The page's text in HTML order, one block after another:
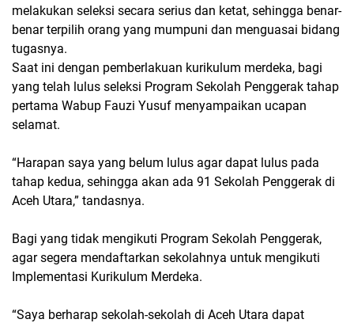
melakukan seleksi secara serius dan ketat, sehingga benar-
benar terpilih orang yang mumpuni dan menguasai bidang
tugasnya.
Saat ini dengan pemberlakuan kurikulum merdeka, bagi
yang telah lulus seleksi Program Sekolah Penggerak tahap
pertama Wabup Fauzi Yusuf menyampaikan ucapan
selamat.
“Harapan saya yang belum lulus agar dapat lulus pada
tahap kedua, sehingga akan ada 91 Sekolah Penggerak di
Aceh Utara,” tandasnya.
Bagi yang tidak mengikuti Program Sekolah Penggerak,
agar segera mendaftarkan sekolahnya untuk mengikuti
Implementasi Kurikulum Merdeka.
“Saya berharap sekolah-sekolah di Aceh Utara dapat